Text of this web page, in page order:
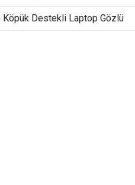
Köpük Destekli Laptop Gözlü